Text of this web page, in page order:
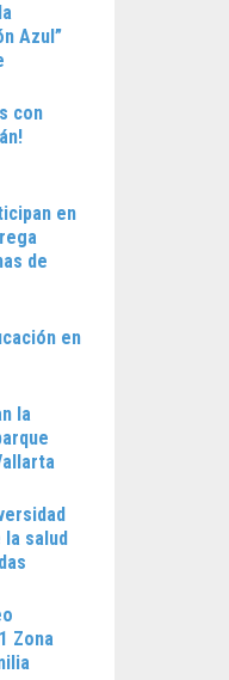
Azul”
con
en
de
en
la
la salud
Zona